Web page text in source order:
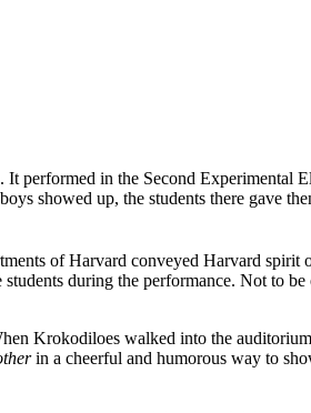
performed in the Second Experimental
showed up, the students there gave
of Harvard conveyed Harvard spirit
during the performance. Not to be
Krokodiloes walked into the
in a cheerful and humorous way to